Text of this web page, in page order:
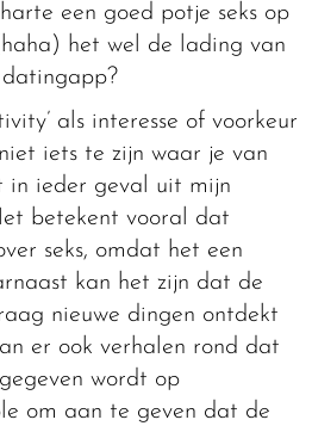
een goed potje seks op
het wel de lading van
als interesse of voorkeur
iets te zijn waar je van
in ieder geval uit mijn
betekent vooral dat
seks, omdat het een
kan het zijn dat de
nieuwe dingen ontdekt
er ook verhalen rond dat
wordt op
om aan te geven dat de